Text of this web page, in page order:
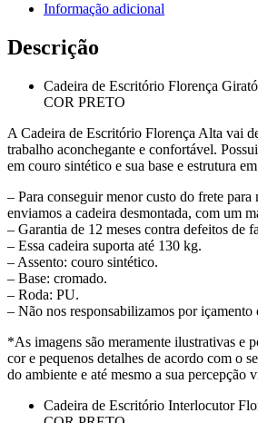
Informação adicional
Descrição
Cadeira de Escritório Florença
COR PRETO
A Cadeira de Escritório Florença Alta vai
trabalho aconchegante e confortável.
em couro sintético e sua base e estrutura
– Para conseguir menor custo do frete para
enviamos a cadeira desmontada, com um
– Garantia de 12 meses contra defeitos de
– Essa cadeira suporta até 130 kg.
– Assento: couro sintético.
– Base: cromado.
– Roda: PU.
– Não nos responsabilizamos por içamento
*As imagens são meramente ilustrativas e
cor e pequenos detalhes de acordo com o
do ambiente e até mesmo a sua percepção
Cadeira de Escritório Interlocutor